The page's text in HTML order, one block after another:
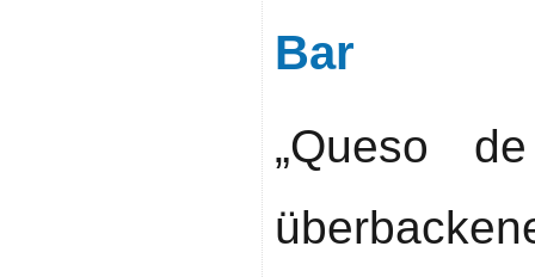
Bar
„Queso